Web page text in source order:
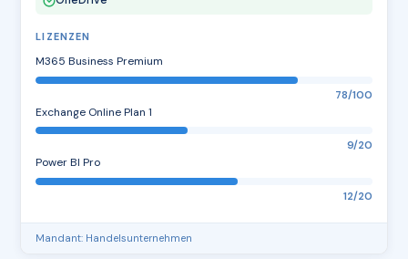
LIZENZEN
M365 Business Premium
78/100
Exchange Online Plan 1
9/20
Power BI Pro
12/20
Mandant: Handelsunternehmen